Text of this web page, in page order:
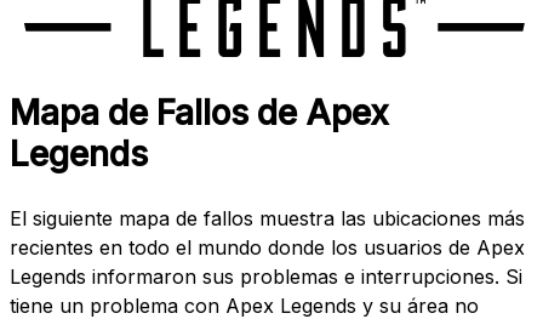
Mapa de Fallos de Apex
Legends
El siguiente mapa de fallos muestra las ubicaciones más
recientes en todo el mundo donde los usuarios de Apex
Legends informaron sus problemas e interrupciones. Si
tiene un problema con Apex Legends y su área no